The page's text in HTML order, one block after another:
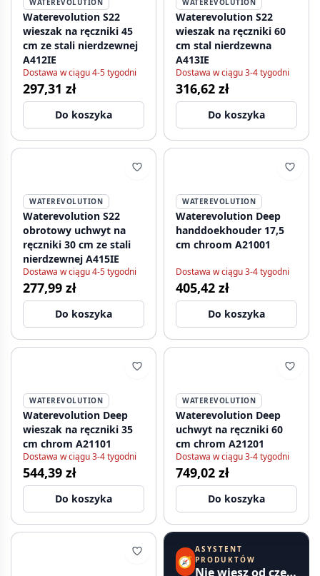
WATEREVOLUTION
Waterevolution S22
wieszak na ręczniki 45
cm ze stali nierdzewnej
A412IE
Dostawa w ciągu 4-5 tygodni
297,31 zł
Do koszyka
WATEREVOLUTION
Waterevolution S22
wieszak na ręczniki 60
cm stal nierdzewna
A413IE
Dostawa w ciągu 3-4 tygodni
316,62 zł
Do koszyka
WATEREVOLUTION
Waterevolution S22
obrotowy uchwyt na
ręczniki 30 cm ze stali
nierdzewnej A415IE
Dostawa w ciągu 4-5 tygodni
277,99 zł
Do koszyka
WATEREVOLUTION
Waterevolution Deep
handdoekhouder 17,5
cm chroom A21001
Dostawa w ciągu 3-4 tygodni
405,42 zł
Do koszyka
WATEREVOLUTION
Waterevolution Deep
wieszak na ręczniki 35
cm chrom A21101
Dostawa w ciągu 3-4 tygodni
544,39 zł
Do koszyka
WATEREVOLUTION
Waterevolution Deep
uchwyt na ręczniki 60
cm chrom A21201
Dostawa w ciągu 3-4 tygodni
749,02 zł
Do koszyka
🧭
ASYSTENT
PRODUKTÓW
Nie wiesz od czego zacząć?